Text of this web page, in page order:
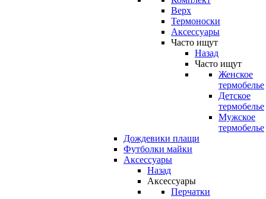
Верх
Термоноски
Аксессуары
Часто ищут
Назад
Часто ищут
Женское
термобелье
Детское
термобелье
Мужское
термобелье
Дождевики плащи
Футболки майки
Аксессуары
Назад
Аксессуары
Перчатки